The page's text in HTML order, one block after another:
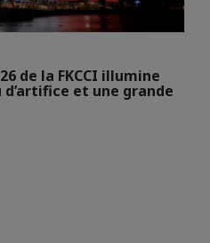
de la FKCCI illumine
d’artifice et une grande